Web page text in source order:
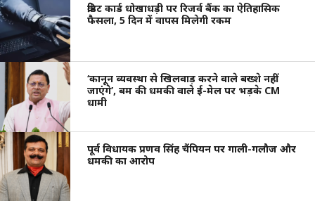
क्रेडिट कार्ड धोखाधड़ी पर रिजर्व बैंक का ऐतिहासिक
फैसला, 5 दिन में वापस मिलेगी रकम
‘कानून व्यवस्था से खिलवाड़ करने वाले बख्शे नहीं
जाएंगे’, बम की धमकी वाले ई-मेल पर भड़के CM
धामी
पूर्व विधायक प्रणव सिंह चैंपियन पर गाली-गलौज और
धमकी का आरोप